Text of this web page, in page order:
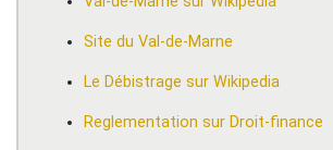
Site du Val-de-Marne
Le Débistrage sur Wikipedia
Reglementation sur Droit-finance